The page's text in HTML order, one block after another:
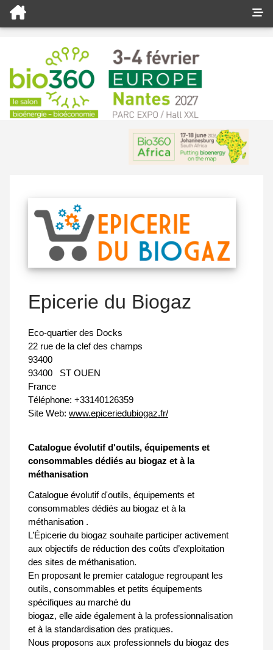
Epicerie du Biogaz
Eco-quartier des Docks
22 rue de la clef des champs
93400
93400
ST OUEN
France
Téléphone: +33140126359
Site Web: www.epiceriedubiogaz.fr/
Catalogue évolutif d'outils, équipements et
consommables dédiés au biogaz et à la
méthanisation
Catalogue évolutif d'outils, équipements et
consommables dédiés au biogaz et à la
méthanisation .
L’Épicerie du biogaz souhaite participer activement
aux objectifs de réduction des coûts d’exploitation
des sites de méthanisation.
En proposant le premier catalogue regroupant les
outils, consommables et petits équipements
spécifiques au marché du
biogaz, elle aide également à la professionnalisation
et à la standardisation des pratiques.
Nous proposons aux professionnels du biogaz des